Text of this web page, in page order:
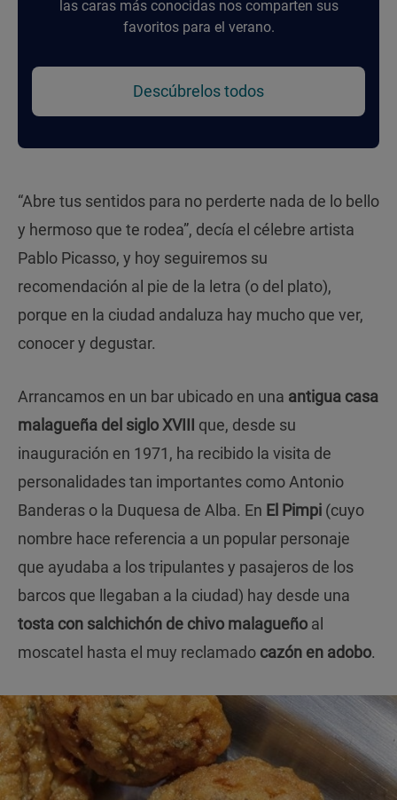
las caras más conocidas nos comparten sus
favoritos para el verano.
Descúbrelos todos
“Abre tus sentidos para no perderte nada de lo bello
y hermoso que te rodea”, decía el célebre artista
Pablo Picasso, y hoy seguiremos su
recomendación al pie de la letra (o del plato),
porque en la ciudad andaluza hay mucho que ver,
conocer y degustar.
Arrancamos en un bar ubicado en una antigua casa
malagueña del siglo XVIII que, desde su
inauguración en 1971, ha recibido la visita de
personalidades tan importantes como Antonio
Banderas o la Duquesa de Alba. En El Pimpi (cuyo
nombre hace referencia a un popular personaje
que ayudaba a los tripulantes y pasajeros de los
barcos que llegaban a la ciudad) hay desde una
tosta con salchichón de chivo malagueño al
moscatel hasta el muy reclamado cazón en adobo.